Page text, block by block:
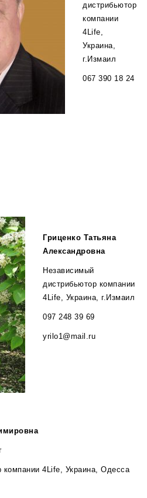
дистрибьютор
компании
4Life,
Украина,
г.Измаил
067 390 18 24
Гриценко Татьяна
Александровна
Независимый
дистрибьютор компании
4Life, Украина, г.Измаил
097 248 39 69
yrilo1@mail.ru
компании 4Life, Украина, Одесса